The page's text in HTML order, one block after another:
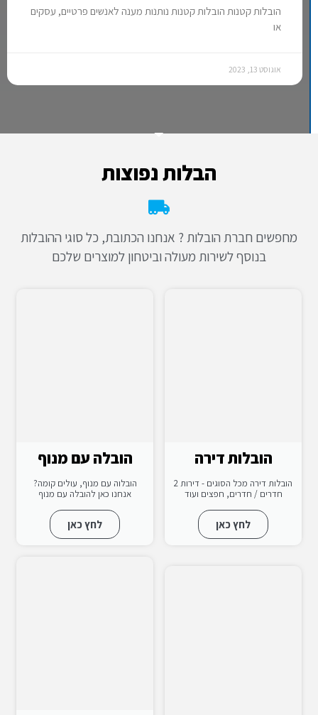
הובלות קטנות הובלות קטנות נותנות מענה לאנשים פרטיים, עסקים
או
אוגוסט 13, 2023
הבלות נפוצות
מחפשים חברת הובלות ? אנחנו הכתובת, כל סוגי ההובלות
בנוסף לשירות מעולה וביטחון למוצרים שלכם
הובלות דירה
הובלות דירה מכל הסוגים - דירות 2
חדרים / חדרים, חפצים ועוד
לחץ כאן
הובלה עם מנוף
הובלוה עם מנוף, עולים קומה?
אנחנו כאן להובלה עם מנוף
לחץ כאן